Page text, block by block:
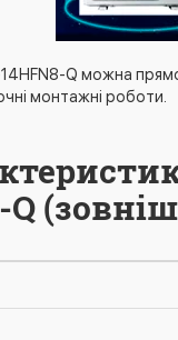
Q можна
монтажні роботи.
Q